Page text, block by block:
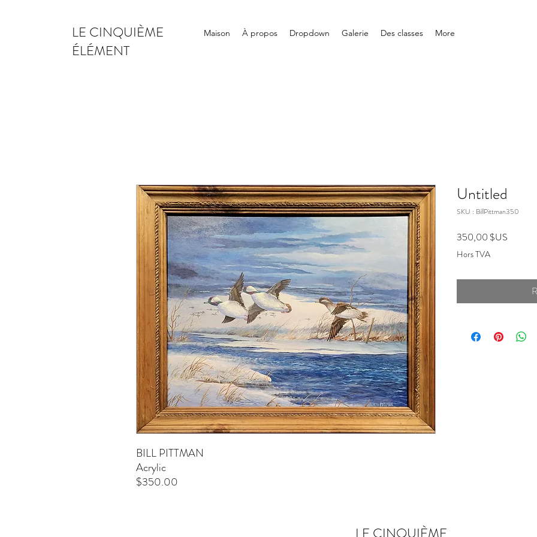
LE CINQUIÈME
ÉLÉMENT
Maison À propos Dropdown Galerie Des classes More
BILL PITTMAN
Acrylic
$350.00
Untitled
SKU : BillPittman350
350,00 $US
Hors TVA
LE CINQUIÈME